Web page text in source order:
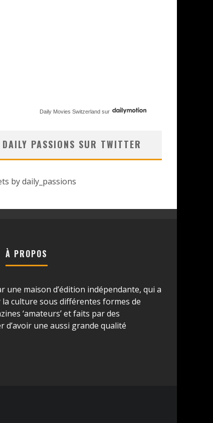
Daily Movies Switzerland sur
DAILY PASSIONS SUR TWITTER
by daily_passions
À PROPOS
une maison d’édition indépendante, qui a
culture sous différentes formes de
‘amateurs’ et faits par des
d’avoir une aussi grande qualité